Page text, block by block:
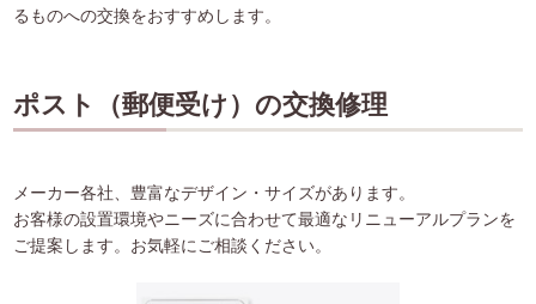
るものへの交換をおすすめします。
ポスト（郵便受け）の交換修理
メーカー各社、豊富なデザイン・サイズがあります。
お客様の設置環境やニーズに合わせて最適なリニューアルプランを
ご提案します。お気軽にご相談ください。